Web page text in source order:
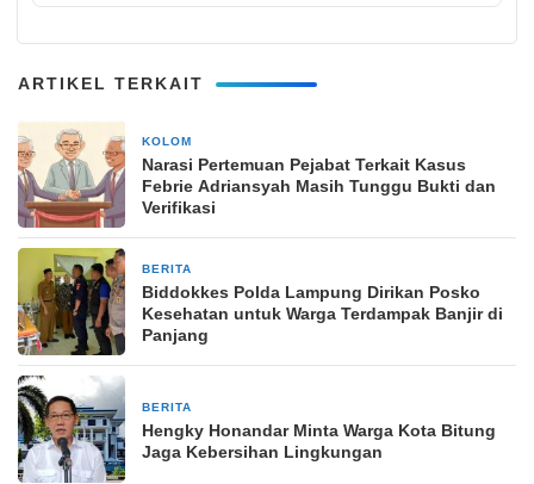
ARTIKEL TERKAIT
KOLOM
Narasi Pertemuan Pejabat Terkait Kasus
Febrie Adriansyah Masih Tunggu Bukti dan
Verifikasi
BERITA
Biddokkes Polda Lampung Dirikan Posko
Kesehatan untuk Warga Terdampak Banjir di
Panjang
BERITA
Hengky Honandar Minta Warga Kota Bitung
Jaga Kebersihan Lingkungan